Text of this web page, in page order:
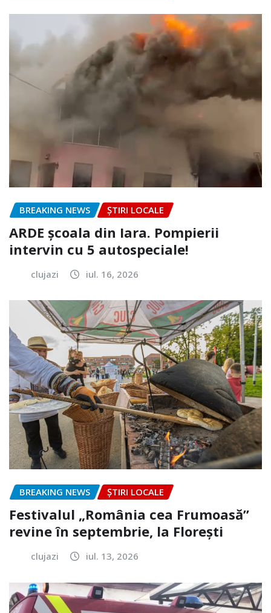
BREAKING NEWS ȘTIRI LOCALE
ARDE școala din Iara. Pompierii
intervin cu 5 autospeciale!
clujazi iul. 16, 2026
BREAKING NEWS ȘTIRI LOCALE
Festivalul „România cea Frumoasă”
revine în septembrie, la Florești
clujazi iul. 13, 2026